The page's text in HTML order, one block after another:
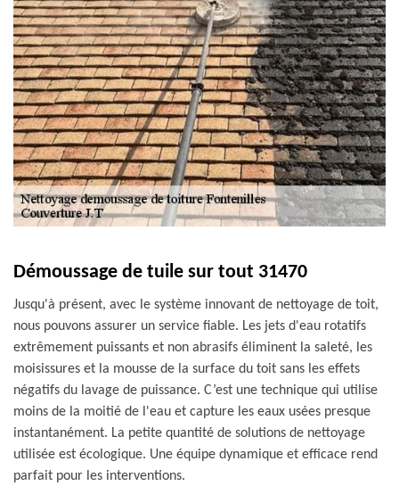
Démoussage de tuile sur tout 31470
Jusqu'à présent, avec le système innovant de nettoyage de toit,
nous pouvons assurer un service fiable. Les jets d'eau rotatifs
extrêmement puissants et non abrasifs éliminent la saleté, les
moisissures et la mousse de la surface du toit sans les effets
négatifs du lavage de puissance. C’est une technique qui utilise
moins de la moitié de l'eau et capture les eaux usées presque
instantanément. La petite quantité de solutions de nettoyage
utilisée est écologique. Une équipe dynamique et efficace rend
parfait pour les interventions.